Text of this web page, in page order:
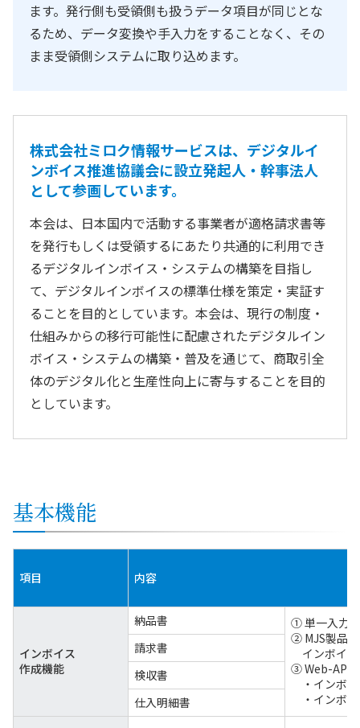
ます。発行側も受領側も扱うデータ項目が同じとな
るため、データ変換や手入力をすることなく、その
まま受領側システムに取り込めます。
株式会社ミロク情報サービスは、デジタルイ
ンボイス推進協議会に設立発起人・幹事法人
として参画しています。
本会は、日本国内で活動する事業者が適格請求書等
を発行もしくは受領するにあたり共通的に利用でき
るデジタルインボイス・システムの構築を目指し
て、デジタルインボイスの標準仕様を策定・実証す
ることを目的としています。本会は、現行の制度・
仕組みからの移行可能性に配慮されたデジタルイン
ボイス・システムの構築・普及を通じて、商取引全
体のデジタル化と生産性向上に寄与することを目的
としています。
基本機能
項目 内容
インボイス
作成機能
納品書
① 単一入力
② MJS製品
インボイス
③ Web-API
・インボイ
・インボイ
請求書
検収書
仕入明細書